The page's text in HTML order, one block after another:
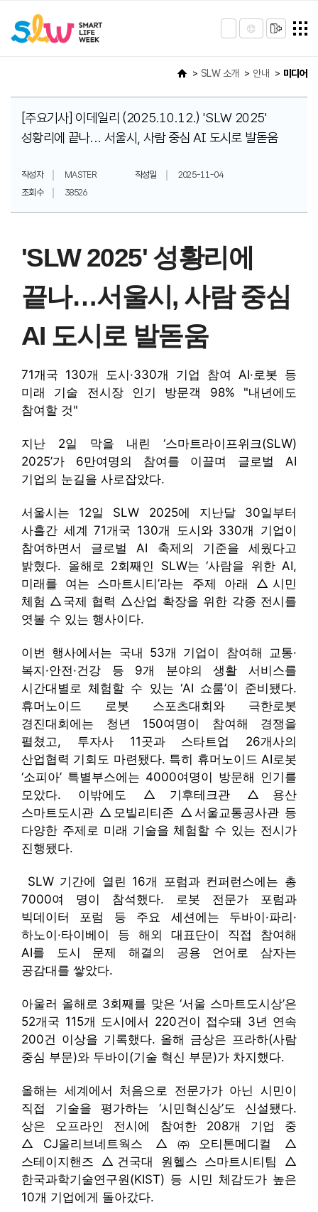
SLW 소개 안내 미디어
[주요기사] 이데일리 (2025.10.12.) 'SLW 2025'
성황리에 끝나... 서울시, 사람 중심 AI 도시로 발돋움
작성자 MASTER 작성일
2025-11-04
조회수
38526
'SLW 2025' 성황리에
끝나…서울시, 사람 중심
AI 도시로 발돋움
71개국 130개 도시·330개 기업 참여 AI·로봇 등
미래 기술 전시장 인기 방문객 98% "내년에도
참여할 것"
지난 2일 막을 내린 ‘스마트라이프위크(SLW)
2025’가 6만여명의 참여를 이끌며 글로벌 AI
기업의 눈길을 사로잡았다.
서울시는 12일 SLW 2025에 지난달 30일부터
사흘간 세계 71개국 130개 도시와 330개 기업이
참여하면서 글로벌 AI 축제의 기준을 세웠다고
밝혔다. 올해로 2회째인 SLW는 ‘사람을 위한 AI,
미래를 여는 스마트시티’라는 주제 아래 △시민
체험 △국제 협력 △산업 확장을 위한 각종 전시를
엿볼 수 있는 행사이다.
이번 행사에서는 국내 53개 기업이 참여해 교통·
복지·안전·건강 등 9개 분야의 생활 서비스를
시간대별로 체험할 수 있는 ‘AI 쇼룸’이 준비됐다.
휴머노이드 로봇 스포츠대회와 극한로봇
경진대회에는 청년 150여명이 참여해 경쟁을
펼쳤고, 투자사 11곳과 스타트업 26개사의
산업협력 기회도 마련됐다. 특히 휴머노이드 AI로봇
‘소피아’ 특별부스에는 4000여명이 방문해 인기를
모았다. 이밖에도 △기후테크관 △용산
스마트도시관 △모빌리티존 △서울교통공사관 등
다양한 주제로 미래 기술을 체험할 수 있는 전시가
진행됐다.
SLW 기간에 열린 16개 포럼과 컨퍼런스에는 총
7000여 명이 참석했다. 로봇 전문가 포럼과
빅데이터 포럼 등 주요 세션에는 두바이·파리·
하노이·타이베이 등 해외 대표단이 직접 참여해
AI를 도시 문제 해결의 공용 언어로 삼자는
공감대를 쌓았다.
아울러 올해로 3회째를 맞은 ‘서울 스마트도시상’은
52개국 115개 도시에서 220건이 접수돼 3년 연속
200건 이상을 기록했다. 올해 금상은 프라하(사람
중심 부문)와 두바이(기술 혁신 부문)가 차지했다.
올해는 세계에서 처음으로 전문가가 아닌 시민이
직접 기술을 평가하는 ‘시민혁신상’도 신설됐다.
상은 오프라인 전시에 참여한 208개 기업 중
△CJ올리브네트웍스 △㈜오티톤메디컬 △
스테이지핸즈 △건국대 원헬스 스마트시티팀 △
한국과학기술연구원(KIST) 등 시민 체감도가 높은
10개 기업에게 돌아갔다.